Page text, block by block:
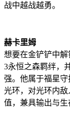
战中越战越勇。
赫卡里姆
想要在金铲铲中
3永恒之森羁绊，
强。他属于福星
光环，对光环内
值，兼具输出与生